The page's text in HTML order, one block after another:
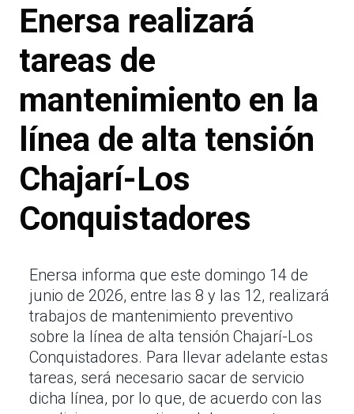
Enersa realizará
tareas de
mantenimiento en la
línea de alta tensión
Chajarí-Los
Conquistadores
Enersa informa que este domingo 14 de
junio de 2026, entre las 8 y las 12, realizará
trabajos de mantenimiento preventivo
sobre la línea de alta tensión Chajarí-Los
Conquistadores. Para llevar adelante estas
tareas, será necesario sacar de servicio
dicha línea, por lo que, de acuerdo con las